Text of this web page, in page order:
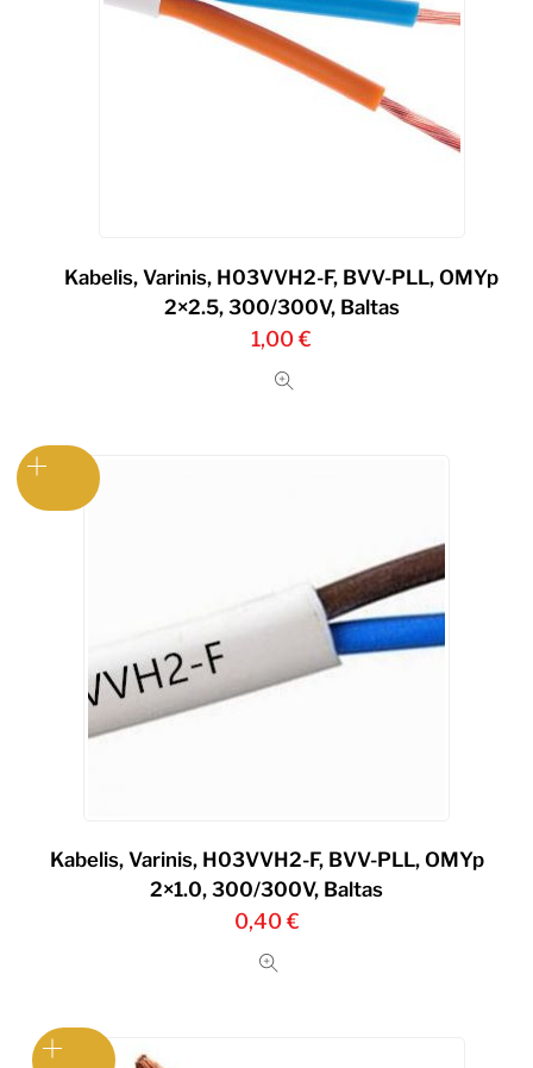
Kabelis, Varinis, H03VVH2-F, BVV-PLL, OMYp
2×2.5, 300/300V, Baltas
1,00€
Kabelis, Varinis, H03VVH2-F, BVV-PLL, OMYp
2×1.0, 300/300V, Baltas
0,40€